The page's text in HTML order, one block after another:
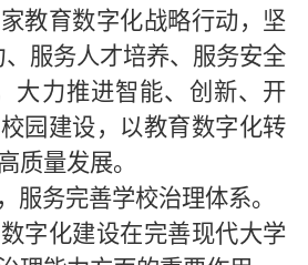
教育数字化战略行动，坚
服务人才培养、服务安全
大力推进智能、创新、开
园建设，以教育数字化转
质量发展。
服务完善学校治理体系。
字化建设在完善现代大学